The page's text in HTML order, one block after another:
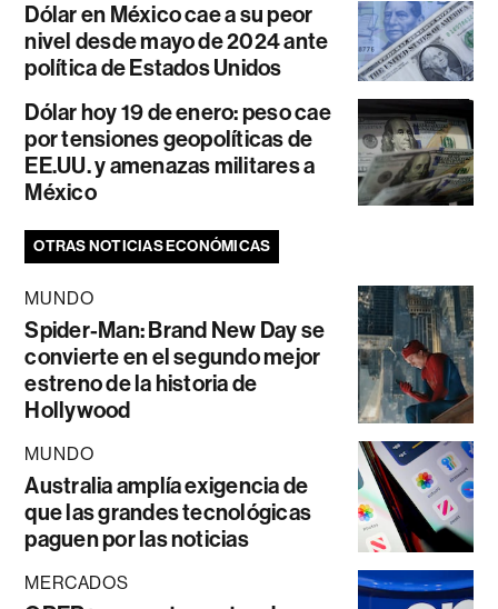
Dólar en México cae a su peor
nivel desde mayo de 2024 ante
política de Estados Unidos
Dólar hoy 19 de enero: peso cae
por tensiones geopolíticas de
EE.UU. y amenazas militares a
México
OTRAS NOTICIAS ECONÓMICAS
MUNDO
Spider-Man: Brand New Day se
convierte en el segundo mejor
estreno de la historia de
Hollywood
MUNDO
Australia amplía exigencia de
que las grandes tecnológicas
paguen por las noticias
MERCADOS